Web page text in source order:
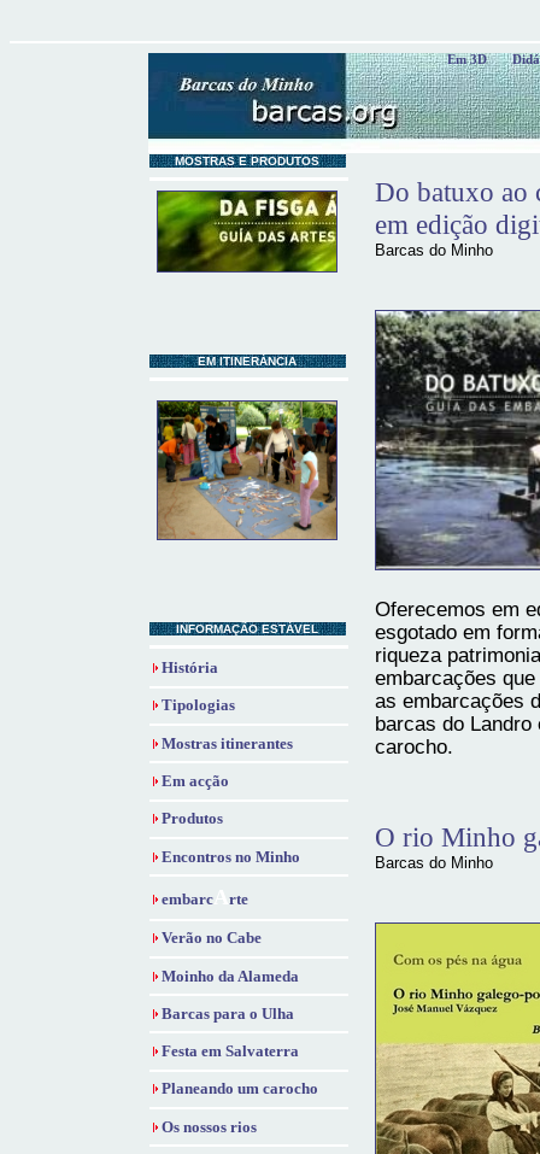
Em 3D
MOSTRAS E PRODUTOS
EM ITINERÁNCIA
INFORMAÇÃO ESTÁVEL
História
Tipologias
Mostras itinerantes
Em acção
Produtos
Encontros no Minho
embarcA rte
Verão no Cabe
Moinho da Alameda
Barcas para o Ulha
Festa em Salvaterra
Planeando um carocho
Os nossos rios
Do batuxo ao
em edição
Barcas do Minho
Oferecemos em
esgotado em
riqueza
embarcações
as embarcações
barcas do Landro
carocho.
O rio Minho
Barcas do Minho